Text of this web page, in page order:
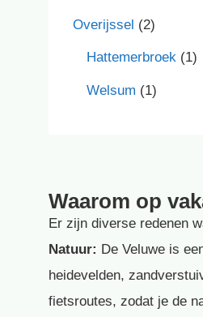
Overijssel (2)
Hattemerbroek (1)
Welsum (1)
Waarom op
Er zijn diverse redenen
Natuur: De Veluwe is
heidevelden,
fietsroutes, zodat je de